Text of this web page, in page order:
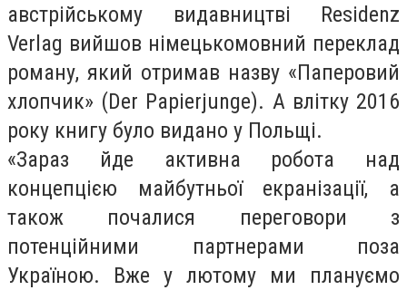
австрійському видавництві Residenz
Verlag вийшов німецькомовний переклад
роману, який отримав назву «Паперовий
хлопчик» (Der Papierjunge). А влітку 2016
року книгу було видано у Польщі.
«Зараз йде активна робота над
концепцією майбутньої екранізації, а
також почалися переговори з
потенційними партнерами поза
Україною. Вже у лютому ми плануємо